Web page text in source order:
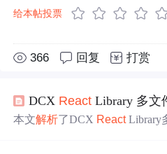
给本帖投票
366 回复 打赏
DCX React Library 多文
本文解析了DCX ReactLibrary